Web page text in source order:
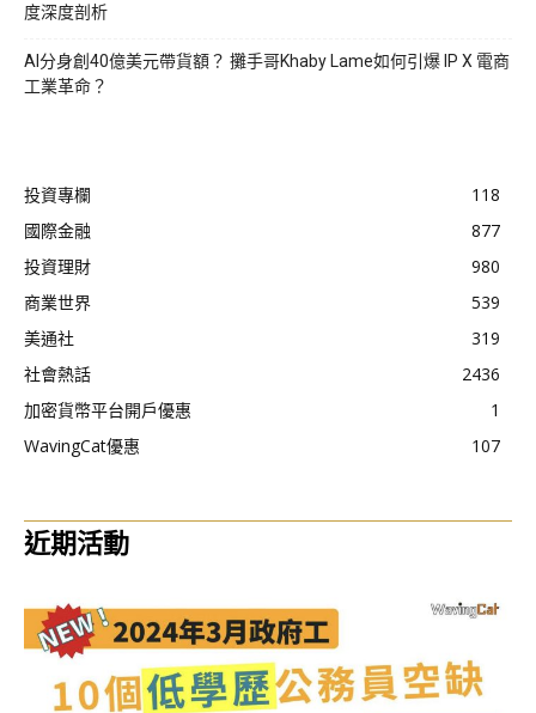
度深度剖析
AI分身創40億美元帶貨額？ 攤手哥Khaby Lame如何引爆 IP X 電商
工業革命？
投資專欄
118
國際金融
877
投資理財
980
商業世界
539
美通社
319
社會熱話
2436
加密貨幣平台開戶優惠
1
WavingCat優惠
107
近期活動